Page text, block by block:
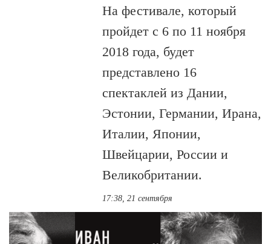
На фестивале, который
пройдет с 6 по 11 ноября
2018 года, будет
представлено 16
спектаклей из Дании,
Эстонии, Германии, Ирана,
Италии, Японии,
Швейцарии, России и
Великобритании.
17:38, 21 сентября